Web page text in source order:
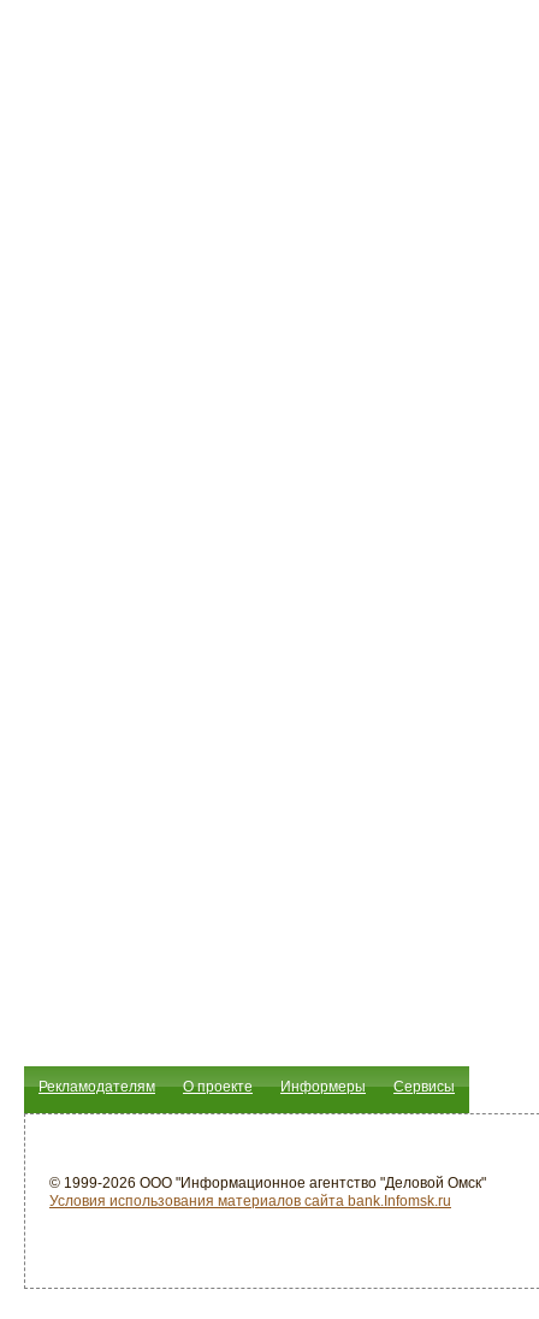
Рекламодателям О проекте Информеры Сервисы
© 1999-2026 ООО "Информационное агентство "Деловой Омск"
Условия использования материалов сайта bank.Infomsk.ru